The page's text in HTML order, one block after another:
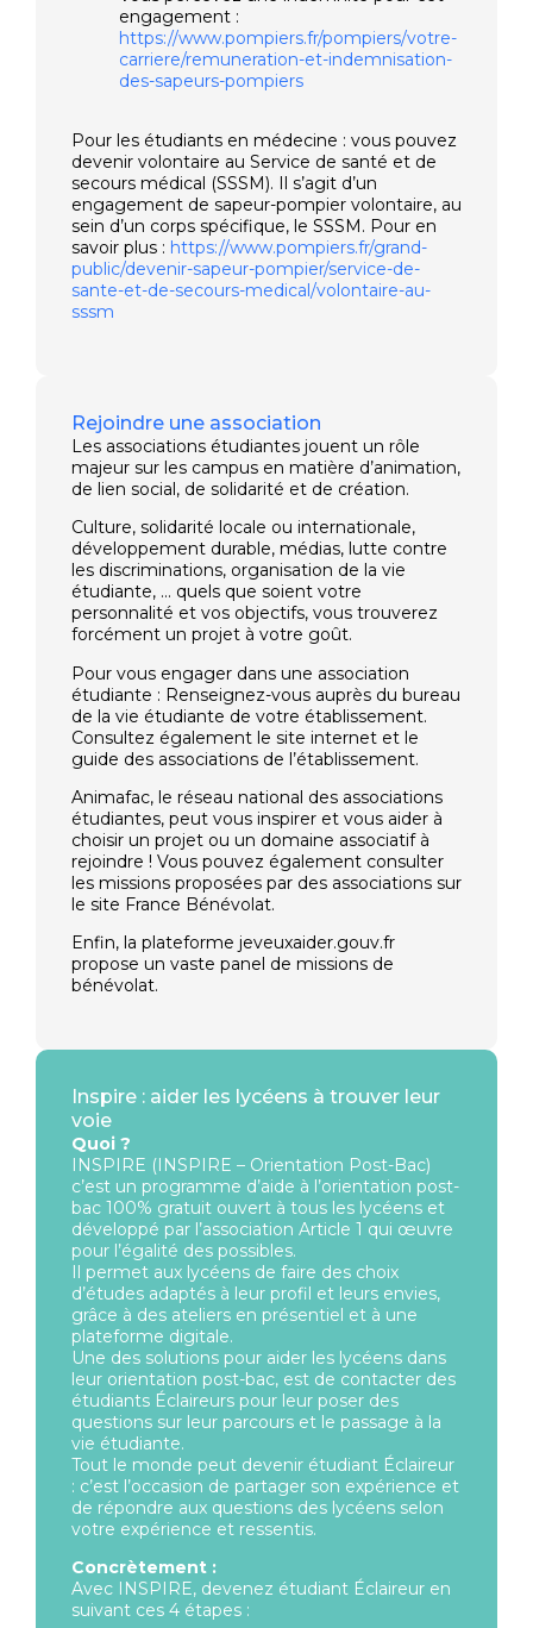
engagement :
https://www.pompiers.fr/pompiers/votre-
carriere/remuneration-et-indemnisation-
des-sapeurs-pompiers
Pour les étudiants en médecine : vous pouvez
devenir volontaire au Service de santé et de
secours médical (SSSM). Il s’agit d’un
engagement de sapeur-pompier volontaire, au
sein d’un corps spécifique, le SSSM. Pour en
savoir plus : https://www.pompiers.fr/grand-
public/devenir-sapeur-pompier/service-de-
sante-et-de-secours-medical/volontaire-au-
sssm
Rejoindre une association
Les associations étudiantes jouent un rôle
majeur sur les campus en matière d’animation,
de lien social, de solidarité et de création.
Culture, solidarité locale ou internationale,
développement durable, médias, lutte contre
les discriminations, organisation de la vie
étudiante, … quels que soient votre
personnalité et vos objectifs, vous trouverez
forcément un projet à votre goût.
Pour vous engager dans une association
étudiante : Renseignez-vous auprès du bureau
de la vie étudiante de votre établissement.
Consultez également le site internet et le
guide des associations de l’établissement.
Animafac, le réseau national des associations
étudiantes, peut vous inspirer et vous aider à
choisir un projet ou un domaine associatif à
rejoindre ! Vous pouvez également consulter
les missions proposées par des associations sur
le site France Bénévolat.
Enfin, la plateforme jeveuxaider.gouv.fr
propose un vaste panel de missions de
bénévolat.
Inspire : aider les lycéens à trouver leur
voie
Quoi ?
INSPIRE (INSPIRE – Orientation Post-Bac)
c’est un programme d’aide à l’orientation post-
bac 100% gratuit ouvert à tous les lycéens et
développé par l’association Article 1 qui œuvre
pour l’égalité des possibles.
Il permet aux lycéens de faire des choix
d’études adaptés à leur profil et leurs envies,
grâce à des ateliers en présentiel et à une
plateforme digitale.
Une des solutions pour aider les lycéens dans
leur orientation post-bac, est de contacter des
étudiants Éclaireurs pour leur poser des
questions sur leur parcours et le passage à la
vie étudiante.
Tout le monde peut devenir étudiant Éclaireur
: c’est l’occasion de partager son expérience et
de répondre aux questions des lycéens selon
votre expérience et ressentis.
Concrètement :
Avec INSPIRE, devenez étudiant Éclaireur en
suivant ces 4 étapes :